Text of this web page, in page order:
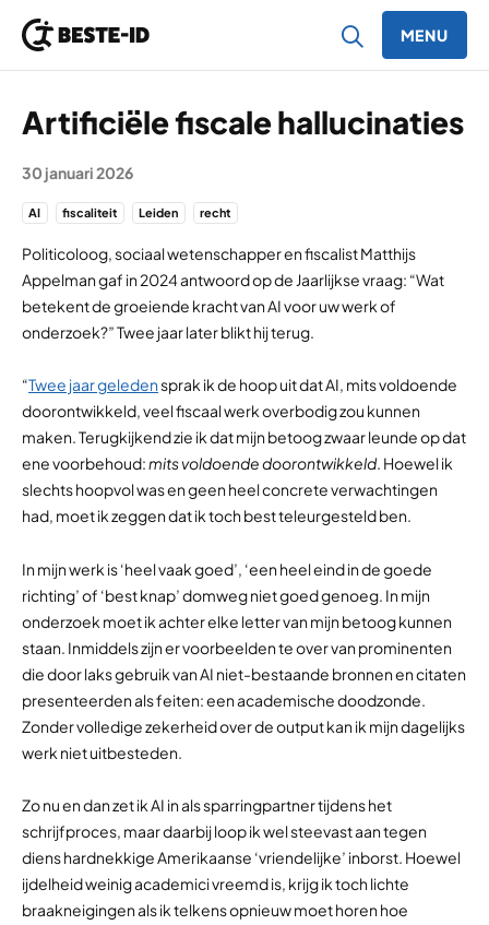
MENU
Artificiële fiscale hallucinaties
30 januari 2026
AI fiscaliteit Leiden recht
Politicoloog, sociaal wetenschapper en fiscalist Matthijs
Appelman gaf in 2024 antwoord op de Jaarlijkse vraag: “Wat
betekent de groeiende kracht van AI voor uw werk of
onderzoek?” Twee jaar later blikt hij terug.
“Twee jaar geledensprak ik de hoop uit dat AI, mits voldoende
doorontwikkeld, veel fiscaal werk overbodig zou kunnen
maken. Terugkijkend zie ik dat mijn betoog zwaar leunde op dat
ene voorbehoud:mits voldoende doorontwikkeld. Hoewel ik
slechts hoopvol was en geen heel concrete verwachtingen
had, moet ik zeggen dat ik toch best teleurgesteld ben.
In mijn werk is ‘heel vaak goed’, ‘een heel eind in de goede
richting’ of ‘best knap’ domweg niet goed genoeg. In mijn
onderzoek moet ik achter elke letter van mijn betoog kunnen
staan. Inmiddels zijn er voorbeelden te over van prominenten
die door laks gebruik van AI niet-bestaande bronnen en citaten
presenteerden als feiten: een academische doodzonde.
Zonder volledige zekerheid over de output kan ik mijn dagelijks
werk niet uitbesteden.
Zo nu en dan zet ik AI in als sparringpartner tijdens het
schrijfproces, maar daarbij loop ik wel steevast aan tegen
diens hardnekkige Amerikaanse ‘vriendelijke’ inborst. Hoewel
ijdelheid weinig academici vreemd is, krijg ik toch lichte
braakneigingen als ik telkens opnieuw moet horen hoe